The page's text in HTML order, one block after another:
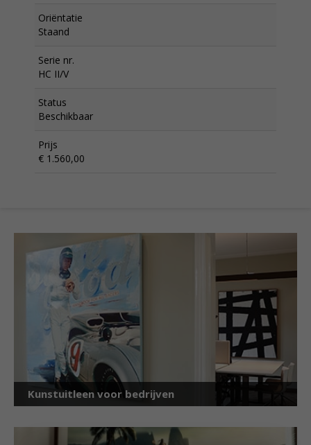
Oriëntatie
Staand
Serie nr.
HC II/V
Status
Beschikbaar
Prijs
€ 1.560,00
Kunstuitleen voor bedrijven